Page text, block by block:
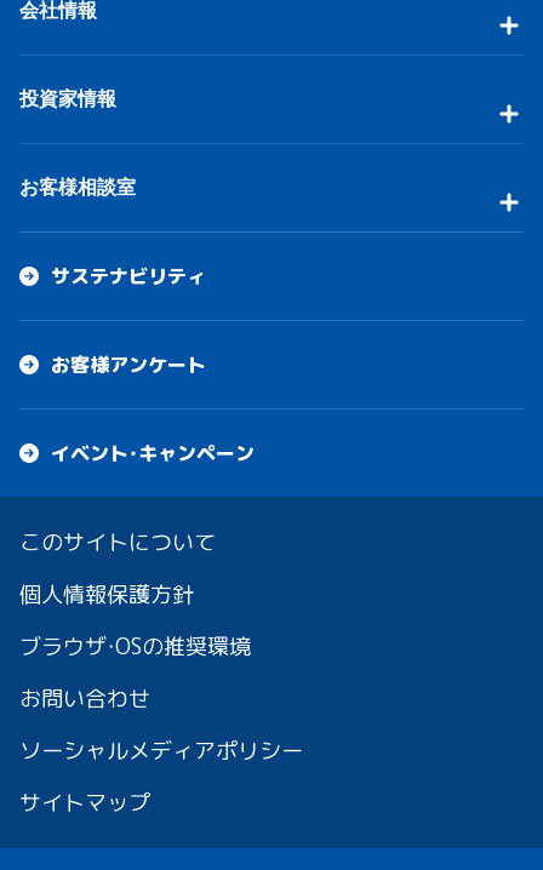
会社情報
投資家情報
お客様相談室
サステナビリティ
お客様アンケート
イベント・キャンペーン
このサイトについて
個人情報保護方針
ブラウザ・OSの推奨環境
お問い合わせ
ソーシャルメディアポリシー
サイトマップ